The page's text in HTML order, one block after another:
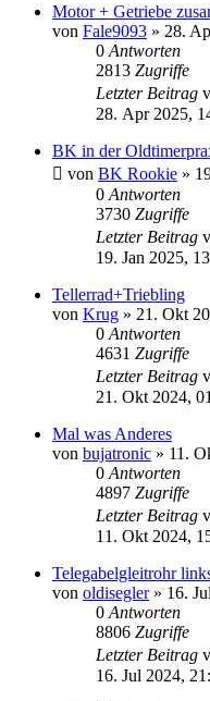
Motor + Getriebe
von Fale9093 » 28.
0 Antworten
2813 Zugriffe
Letzter Beitrag
28. Apr 2025,
BK in der
von BK Rookie »
0 Antworten
3730 Zugriffe
Letzter Beitrag
19. Jan 2025,
Tellerrad+Triebling
von Krug » 21. Okt
0 Antworten
4631 Zugriffe
Letzter Beitrag
21. Okt 2024,
Mal was Anderes
von bujatronic » 11.
0 Antworten
4897 Zugriffe
Letzter Beitrag
11. Okt 2024,
Telegabelgleitrohr
von oldisegler» 16.
0 Antworten
8806 Zugriffe
Letzter Beitrag
16. Jul 2024,